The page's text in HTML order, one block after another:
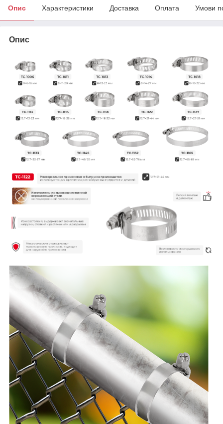
Опис Характеристики Доставка Оплата Умови
Опис